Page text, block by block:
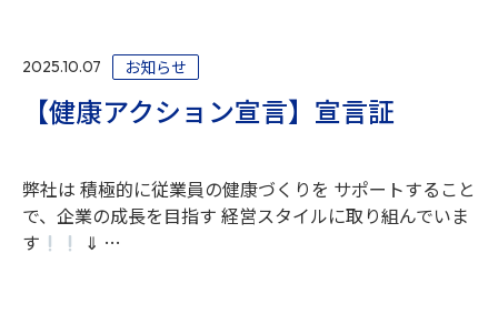
2025.10.07 お知らせ
【健康アクション宣言】宣言証
弊社は 積極的に従業員の健康づくりを サポートすること
で、企業の成長を目指す 経営スタイルに取り組んでいま
す
⇓ …